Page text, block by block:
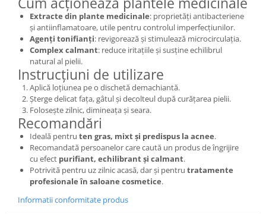
Extracte din plante medicinale: proprietăți antibacteriene
și antiinflamatoare, utile pentru controlul imperfecțiunilor.
Agenți tonifianți: revigorează și stimulează microcirculația.
Complex calmant: reduce iritațiile și susține echilibrul
natural al pielii.
Instrucțiuni de utilizare
Aplică loțiunea pe o dischetă demachiantă.
Șterge delicat fața, gâtul și decolteul după curățarea pielii.
Folosește zilnic, dimineața și seara.
Recomandări
Ideală pentru ten gras, mixt și predispus la acnee.
Recomandată persoanelor care caută un produs de îngrijire
cu efect purifiant, echilibrant și calmant.
Potrivită pentru uz zilnic acasă, dar și pentru tratamente
profesionale în saloane cosmetice.
Informatii conformitate produs